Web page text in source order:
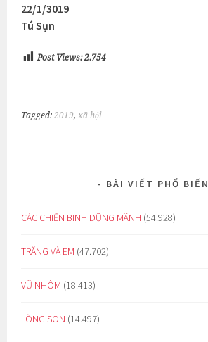
22/1/3019
Tú Sụn
Post Views: 2.754
Tagged:2019,xã hội
BÀI VIẾT PHỔ BIẾN
CÁC CHIẾN BINH DŨNG MÃNH (54.928)
TRĂNG VÀ EM (47.702)
VŨ NHÔM (18.413)
LÒNG SON (14.497)